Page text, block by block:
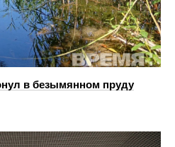
в безымянном пруду